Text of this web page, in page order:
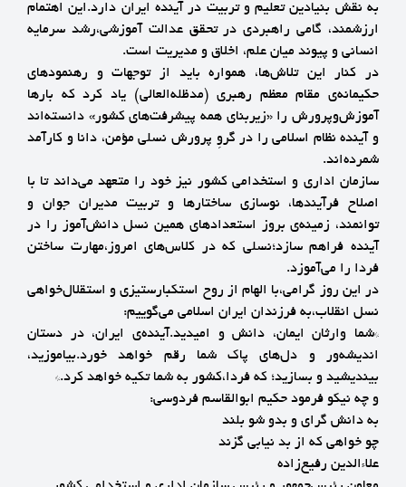
به نقش بنیادین تعلیم و تربیت در آینده ایران دارد.این اهتمام
ارزشمند، گامی راهبردی در تحقق عدالت آموزشی،رشد سرمایه
انسانی و پیوند میان علم، اخلاق و مدیریت است.
در کنار این تلاش‌ها، همواره باید از توجهات و رهنمودهای
حکیمانه‌ی مقام معظم رهبری (مدظله‌العالی) یاد کرد که بارها
آموزش‌وپرورش را «زیربنای همه پیشرفت‌های کشور» دانسته‌اند
و آینده نظام اسلامی را در گروِ پرورش نسلی مؤمن، دانا و کارآمد
شمرده‌اند.
سازمان اداری و استخدامی کشور نیز خود را متعهد می‌داند تا با
اصلاح فرآیندها، نوسازی ساختارها و تربیت مدیران جوان و
توانمند، زمینه‌ی بروز استعدادهای همین نسل دانش‌آموز را در
آینده فراهم سازد؛نسلی که در کلاس‌های امروز،مهارت ساختن
فردا را می‌آموزد.
در این روز گرامی،با الهام از روح استکبارستیزی و استقلال‌خواهی
نسل انقلاب،به فرزندان ایران اسلامی می‌گوییم:
*شما وارثان ایمان، دانش و امیدید.آینده‌ی ایران، در دستان
اندیشه‌ور و دل‌های پاک شما رقم خواهد خورد.بیاموزید،
بیندیشید و بسازید؛ که فردا،کشور به شما تکیه خواهد کرد.*
و چه نیکو فرمود حکیم ابوالقاسم فردوسی:
به دانش گرای و بدو شو بلند
چو خواهی که از بد نیابی گزند
علاءالدین رفیع‌زاده